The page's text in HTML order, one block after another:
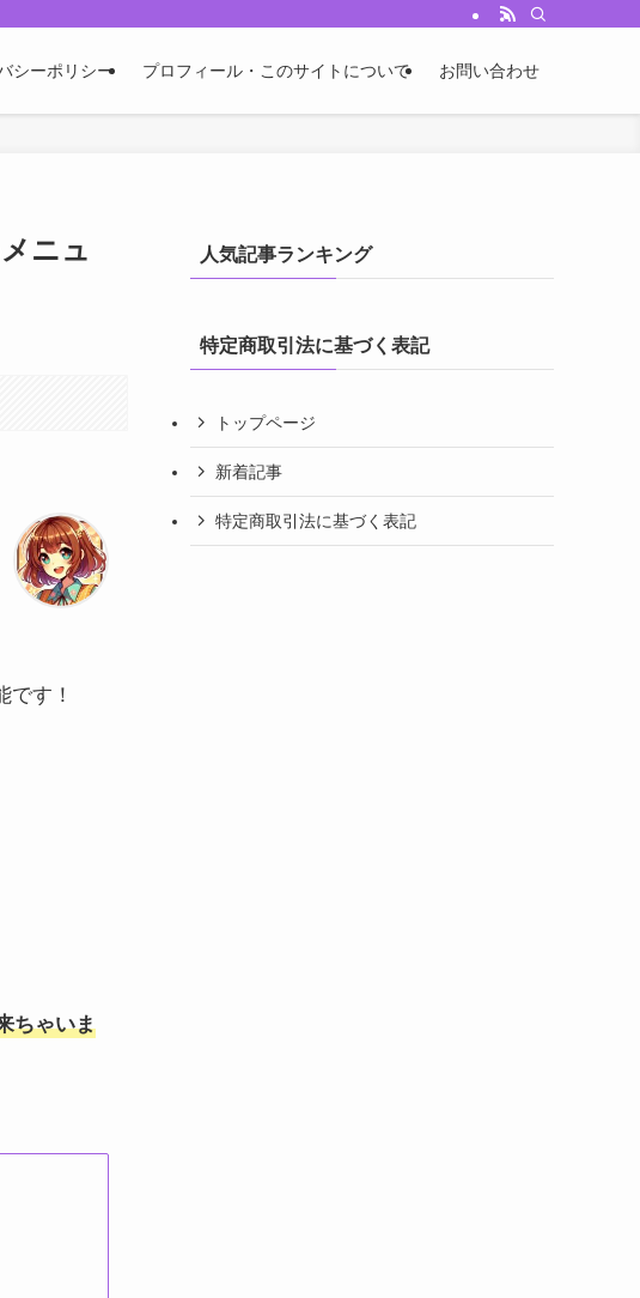
シーポリシー プロフィール・このサイトについて お問い合わせ
ニュ
す！
ちゃいま
人気記事ランキング
特定商取引法に基づく表記
トップページ
新着記事
特定商取引法に基づく表記